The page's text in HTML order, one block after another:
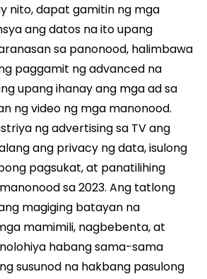
nito, dapat gamitin ng mga
ang datos na ito upang
sa panonood, halimbawa
paggamit ng advanced na
upang ihanay ang mga ad sa
ng video ng mga manonood.
ng advertising sa TV ang
ang privacy ng data, isulong
pagsukat, at panatilihing
sa 2023. Ang tatlong
magiging batayan na
mamimili, nagbebenta, at
habang sama-sama
susunod na hakbang pasulong